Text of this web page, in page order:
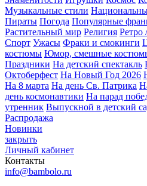
Музыкальные стили
Пираты Погода Популярные
Растительный мир Религия Ретро
Спорт Ужасы Фраки и смокинги
костюмы Юмор, смешные
Праздники На детский спектакль
Октоберфест На Новый Год 2026
На 8 марта На день Св. Патрика
день космонавтики На парад
утренник Выпускной в детский
Распродажа
Новинки
закрыть
Личный кабинет
Контакты
info@bambolo.ru